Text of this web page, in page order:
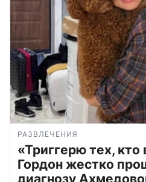
РАЗВЛЕЧЕНИЯ
«Триггерю тех, кто
Гордон жестко
диагнозу